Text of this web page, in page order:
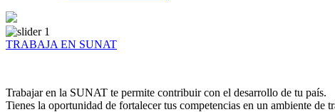
TRABAJA EN SUNAT
Trabajar en la SUNAT te permite contribuir con el desarrollo de tu país.
Tienes la oportunidad de fortalecer tus competencias en un ambiente de